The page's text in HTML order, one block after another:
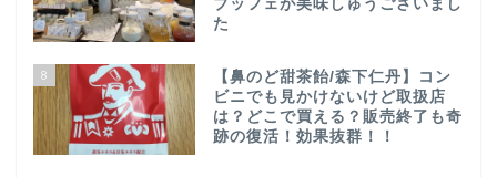
ブッフェが美味しゅうございまし
た
8
【鼻のど甜茶飴/森下仁丹】コン
ビニでも見かけないけど取扱店
は？どこで買える？販売終了も奇
跡の復活！効果抜群！！